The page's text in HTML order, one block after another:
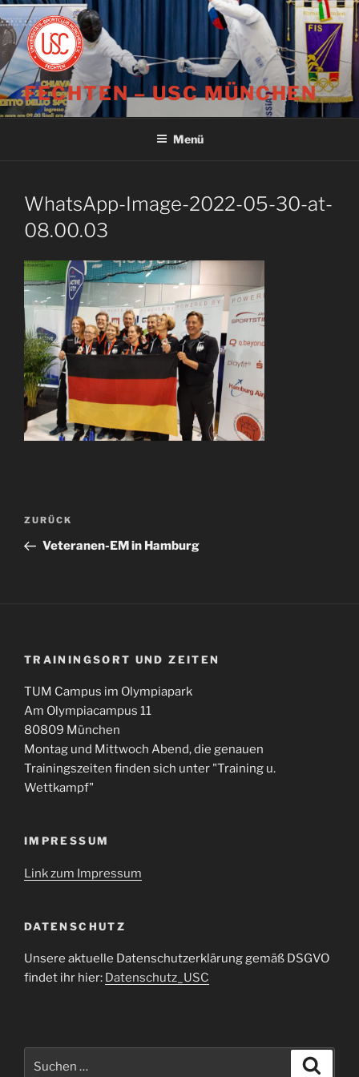
Zum
Inhalt
springen
FECHTEN – USC MÜNCHEN
Menü
WhatsApp-Image-2022-05-30-at-
08.00.03
Beitragsnavigation
Vorheriger
Beitrag
ZURÜCK
Veteranen-EM in Hamburg
TRAININGSORT UND ZEITEN
TUM Campus im Olympiapark
Am Olympiacampus 11
80809 München
Montag und Mittwoch Abend, die genauen
Trainingszeiten finden sich unter "Training u.
Wettkampf"
IMPRESSUM
Link zum Impressum
DATENSCHUTZ
Unsere aktuelle Datenschutzerklärung gemäß DSGVO
findet ihr hier: Datenschutz_USC